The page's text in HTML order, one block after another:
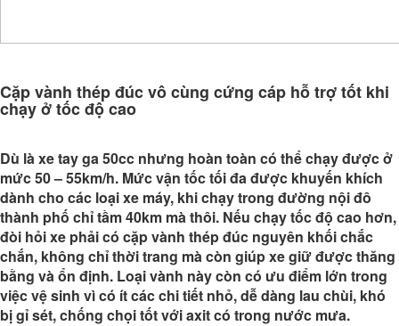
Cặp vành thép đúc vô cùng cứng cáp hỗ trợ tốt khi
chạy ở tốc độ cao
Dù là xe tay ga 50cc nhưng hoàn toàn có thể chạy được ở
mức 50 – 55km/h. Mức vận tốc tối đa được khuyến khích
dành cho các loại xe máy, khi chạy trong đường nội đô
thành phố chỉ tầm 40km mà thôi. Nếu chạy tốc độ cao hơn,
đòi hỏi xe phải có cặp vành thép đúc nguyên khối chắc
chắn, không chỉ thời trang mà còn giúp xe giữ được thăng
bằng và ổn định. Loại vành này còn có ưu điểm lớn trong
việc vệ sinh vì có ít các chi tiết nhỏ, dễ dàng lau chùi, khó
bị gỉ sét, chống chọi tốt với axit có trong nước mưa.